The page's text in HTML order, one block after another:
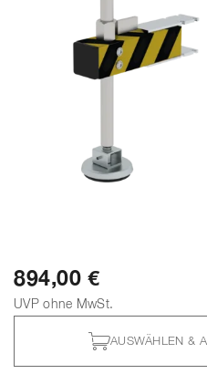
894,00 €
UVP ohne MwSt.
AUSWÄHLEN &